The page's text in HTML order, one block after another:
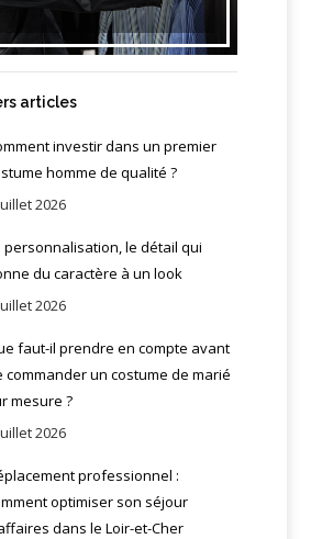
articles
investir dans un premier
homme de qualité ?
2026
personnalisation, le détail qui
du caractère à un look
2026
faut-il prendre en compte avant
commander un costume de marié
mesure ?
2026
professionnel :
optimiser son séjour
dans le Loir-et-Cher